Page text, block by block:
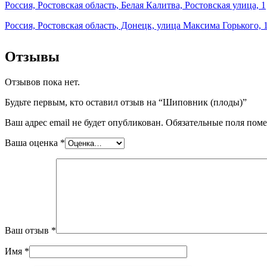
Россия, Ростовская область, Белая Калитва, Ростовская улица, 1
Россия, Ростовская область, Донецк, улица Максима Горького,
Отзывы
Отзывов пока нет.
Будьте первым, кто оставил отзыв на “Шиповник (плоды)”
Ваш адрес email не будет опубликован. Обязательные поля
Ваша оценка *
Ваш отзыв *
Имя *